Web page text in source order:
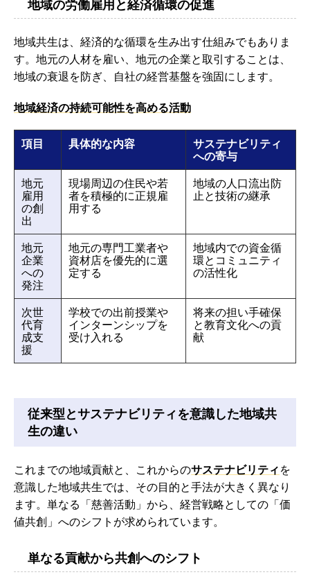
地域の労働雇用と経済循環の促進
地域共生は、経済的な循環を生み出す仕組みでもありま
す。地元の人材を雇い、地元の企業と取引することは、
地域の衰退を防ぎ、自社の経営基盤を強固にします。
地域経済の持続可能性を高める活動
項目 具体的な内容 サステナビリティ
への寄与
地元
雇用
の創
出
現場周辺の住民や若
者を積極的に正規雇
用する
地域の人口流出防
止と技術の継承
地元
企業
への
発注
地元の専門工業者や
資材店を優先的に選
定する
地域内での資金循
環とコミュニティ
の活性化
次世
代育
成支
援
学校での出前授業や
インターンシップを
受け入れる
将来の担い手確保
と教育文化への貢
献
従来型とサステナビリティを意識した地域共
生の違い
これまでの地域貢献と、これからのサステナビリティを
意識した地域共生では、その目的と手法が大きく異なり
ます。単なる「慈善活動」から、経営戦略としての「価
値共創」へのシフトが求められています。
単なる貢献から共創へのシフト